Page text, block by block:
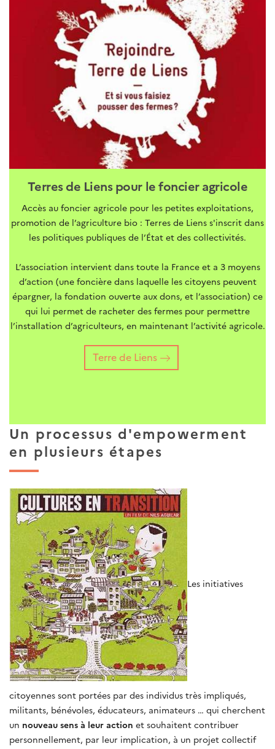
Terres de Liens pour le foncier agricole
Accès au foncier agricole pour les petites exploitations,
promotion de l’agriculture bio : Terres de Liens s'inscrit dans
les politiques publiques de l’État et des collectivités.
L’association intervient dans toute la France et a 3 moyens
d’action (une foncière dans laquelle les citoyens peuvent
épargner, la fondation ouverte aux dons, et l’association) ce
qui lui permet de racheter des fermes pour permettre
l’installation d’agriculteurs, en maintenant l’activité agricole.
Terre de Liens
Un processus d'empowerment
en plusieurs étapes
Les initiatives
citoyennes sont portées par des individus très impliqués,
militants, bénévoles, éducateurs, animateurs … qui cherchent
un nouveau sens à leur action et souhaitent contribuer
personnellement, par leur implication, à un projet collectif